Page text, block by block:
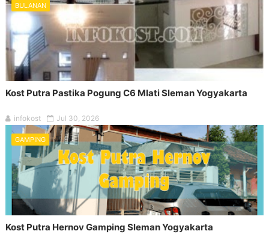
BULANAN
Kost Putra Pastika Pogung C6 Mlati Sleman Yogyakarta
infokost Jul 30, 2026
GAMPING
Kost Putra Hernov Gamping Sleman Yogyakarta